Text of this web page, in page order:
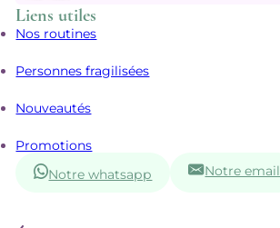
Liens utiles
Nos routines
Personnes fragilisées
Nouveautés
Promotions
Notre whatsapp
Notre email